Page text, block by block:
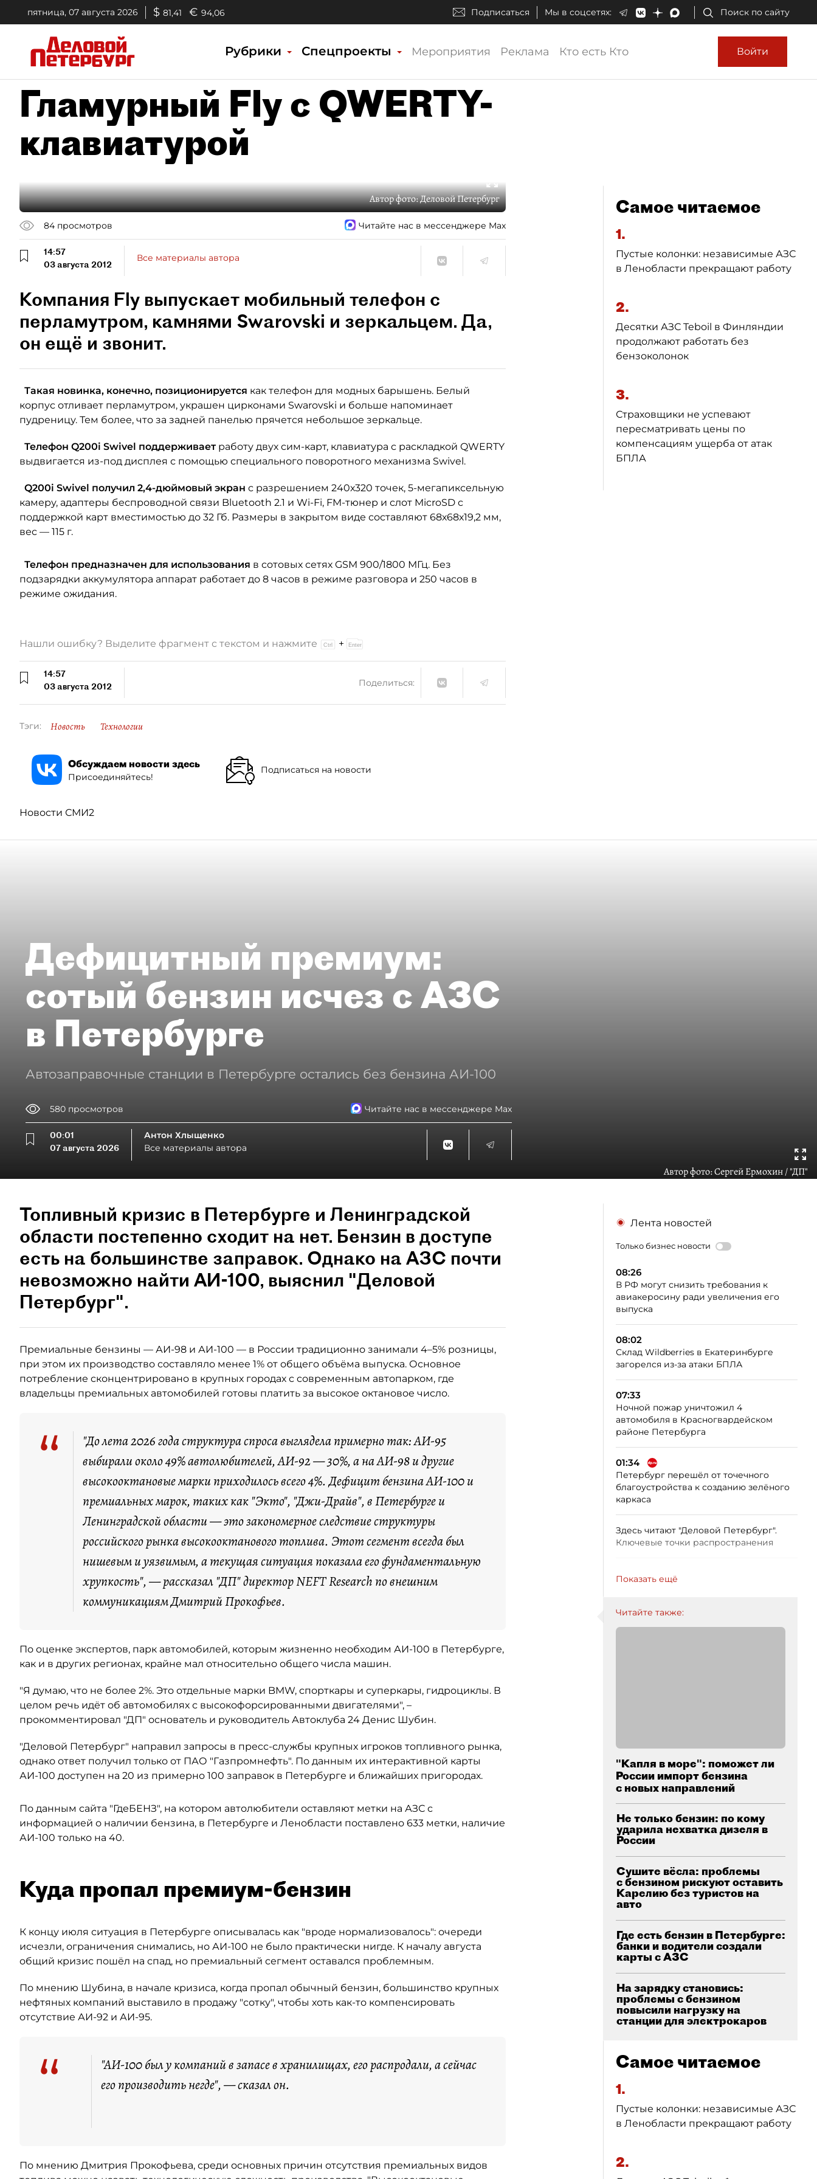
пятница, 07 августа 2026 $ 81,41 € 94,06 Подписаться Мы в соцсетях: Поиск по сайту
Рубрики Спецпроекты Мероприятия Реклама Кто есть Кто Войти
Гламурный Fly с QWERTY-
клавиатурой
Автор фото:Деловой Петербург
84 просмотров Читайте нас в мессенджере Max
14:57
03 августа 2012
Все материалы автора
Компания Fly выпускает мобильный телефон с
перламутром, камнями Swarovski и зеркальцем. Да,
он ещё и звонит.
Такая новинка, конечно, позиционируется как телефон для модных барышень. Белый
корпус отливает перламутром, украшен цирконами Swarovski и больше напоминает
пудреницу. Тем более, что за задней панелью прячется небольшое зеркальце.
Телефон Q200i Swivel поддерживаетработу двух сим-карт, клавиатура с раскладкой QWERTY
выдвигается из-под дисплея с помощью специального поворотного механизма Swivel.
Q200i Swivel получил 2,4-дюймовый экран с разрешением 240х320 точек, 5-мегапиксельную
камеру, адаптеры беспроводной связи Bluetooth 2.1 и Wi-Fi, FM-тюнер и слот MicroSD с
поддержкой карт вместимостью до 32 Гб. Размеры в закрытом виде составляют 68х68х19,2 мм,
вес — 115 г.
Телефон предназначен для использования в сотовых сетях GSM 900/1800 МГц. Без
подзарядки аккумулятора аппарат работает до 8 часов в режиме разговора и 250 часов в
режиме ожидания.
Самое читаемое
1.
Пустые колонки: независимые АЗС
в Ленобласти прекращают работу
2.
Десятки АЗС Teboil в Финляндии
продолжают работать без
бензоколонок
3.
Страховщики не успевают
пересматривать цены по
компенсациям ущерба от атак
БПЛА
Нашли ошибку? Выделите фрагмент с текстом и нажмите +
14:57
03 августа 2012
Поделиться:
Тэги: Новость Технологии
Обсуждаем новости здесь
Присоединяйтесь!
Подписаться на новости
Новости СМИ2
Дефицитный премиум:
сотый бензин исчез с АЗС
в Петербурге
Автозаправочные станции в Петербурге остались без бензина АИ-100
580 просмотров Читайте нас в мессенджере Max
00:01
07 августа 2026
Антон Хлыщенко
Все материалы автора
Автор фото:Сергей Ермохин / "ДП"
Топливный кризис в Петербурге и Ленинградской
области постепенно сходит на нет. Бензин в доступе
есть на большинстве заправок. Однако на АЗС почти
невозможно найти АИ-100, выяснил "Деловой
Петербург".
Премиальные бензины — АИ-98 и АИ-100 — в России традиционно занимали 4–5% розницы,
при этом их производство составляло менее 1% от общего объёма выпуска. Основное
потребление сконцентрировано в крупных городах с современным автопарком, где
владельцы премиальных автомобилей готовы платить за высокое октановое число.
“
"До лета 2026 года структура спроса выглядела примерно так: АИ-95
выбирали около 49% автолюбителей, АИ-92 — 30%, а на АИ-98 и другие
высокооктановые марки приходилось всего 4%. Дефицит бензина АИ-100 и
премиальных марок, таких как "Экто", "Джи-Драйв", в Петербурге и
Ленинградской области — это закономерное следствие структуры
российского рынка высокооктанового топлива. Этот сегмент всегда был
нишевым и уязвимым, а текущая ситуация показала его фундаментальную
хрупкость", — рассказал "ДП" директор NEFT Research по внешним
коммуникациям Дмитрий Прокофьев.
По оценке экспертов, парк автомобилей, которым жизненно необходим АИ-100 в Петербурге,
как и в других регионах, крайне мал относительно общего числа машин.
"Я думаю, что не более 2%. Это отдельные марки BMW, спорткары и суперкары, гидроциклы. В
целом речь идёт об автомобилях с высокофорсированными двигателями", –
прокомментировал "ДП" основатель и руководитель Автоклуба 24 Денис Шубин.
"Деловой Петербург" направил запросы в пресс-службы крупных игроков топливного рынка,
однако ответ получил только от ПАО "Газпромнефть". По данным их интерактивной карты
АИ-100 доступен на 20 из примерно 100 заправок в Петербурге и ближайших пригородах.
По данным сайта "ГдеБЕНЗ", на котором автолюбители оставляют метки на АЗС с
информацией о наличии бензина, в Петербурге и Ленобласти поставлено 633 метки, наличие
АИ-100 только на 40.
Куда пропал премиум-бензин
К концу июля ситуация в Петербурге описывалась как "вроде нормализовалось": очереди
исчезли, ограничения снимались, но АИ-100 не было практически нигде. К началу августа
общий кризис пошёл на спад, но премиальный сегмент оставался проблемным.
По мнению Шубина, в начале кризиса, когда пропал обычный бензин, большинство крупных
нефтяных компаний выставило в продажу "сотку", чтобы хоть как-то компенсировать
отсутствие АИ-92 и АИ-95.
“
"АИ-100 был у компаний в запасе в хранилищах, его распродали, а сейчас
его производить негде", — сказал он.
По мнению Дмитрия Прокофьева, среди основных причин отсутствия премиальных видов
Лента новостей
Только бизнес новости
08:26
В РФ могут снизить требования к
авиакеросину ради увеличения его
выпуска
08:02
Склад Wildberries в Екатеринбурге
загорелся из-за атаки БПЛА
07:33
Ночной пожар уничтожил 4
автомобиля в Красногвардейском
районе Петербурга
01:34
Петербург перешёл от точечного
благоустройства к созданию зелёного
каркаса
Здесь читают "Деловой Петербург".
Ключевые точки распространения
Показать ещё
Читайте также:
"Капля в море": поможет ли
России импорт бензина
с новых направлений
Не только бензин: по кому
ударила нехватка дизеля в
России
Сушите вёсла: проблемы
с бензином рискуют оставить
Карелию без туристов на
авто
Где есть бензин в Петербурге:
банки и водители создали
карты с АЗС
На зарядку становись:
проблемы с бензином
повысили нагрузку на
станции для электрокаров
Самое читаемое
1.
Пустые колонки: независимые АЗС
в Ленобласти прекращают работу
2.